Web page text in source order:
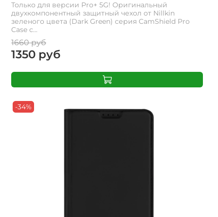
Только для версии Pro+ 5G! Оригинальный
двухкомпонентный защитный чехол от Nillkin
зеленого цвета (Dark Green) серия CamShield Pro
Case с...
1660 руб
1350 руб
-34%